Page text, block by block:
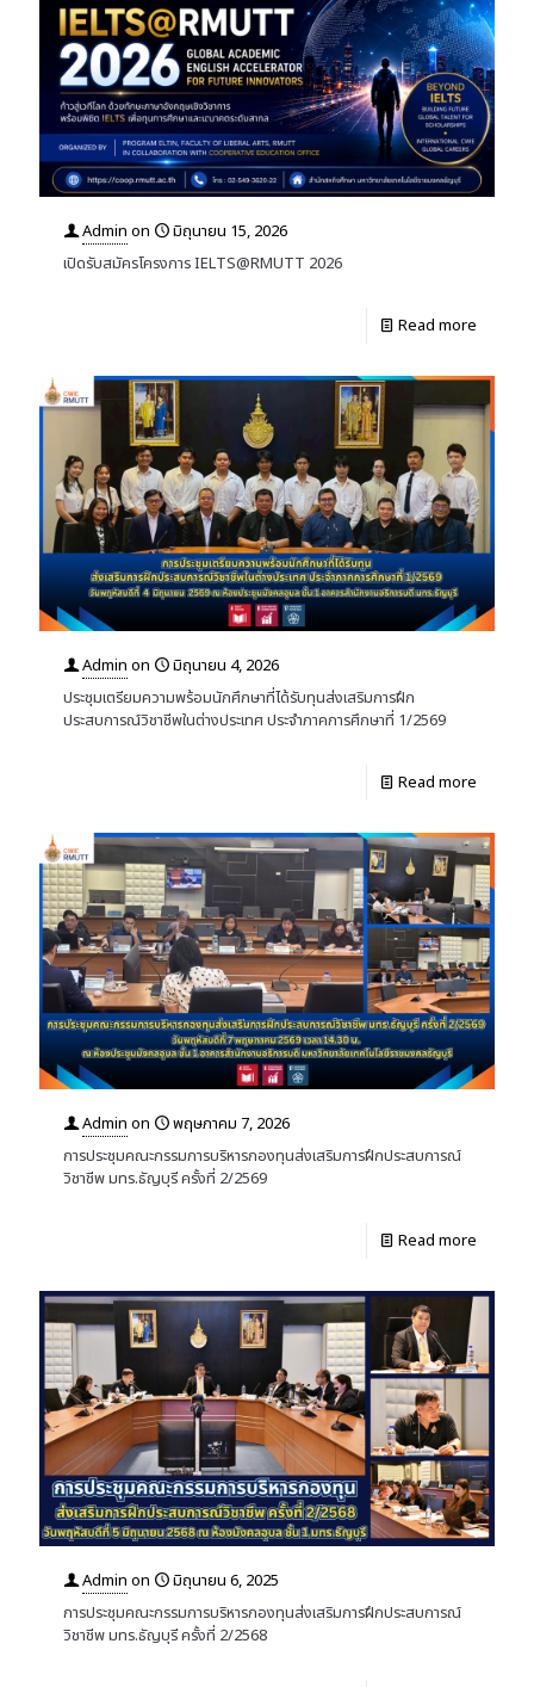
Admin on
มิถุนายน 15, 2026
เปิดรับสมัครโครงการ IELTS@RMUTT 2026
Read more
Admin on
มิถุนายน 4, 2026
ประชุมเตรียมความพร้อมนักศึกษาที่ได้รับทุนส่งเสริมการฝึก
ประสบการณ์วิชาชีพในต่างประเทศ ประจำภาคการศึกษาที่ 1/2569
Read more
Admin on
พฤษภาคม 7, 2026
การประชุมคณะกรรมการบริหารกองทุนส่งเสริมการฝึกประสบการณ์
วิชาชีพ มทร.ธัญบุรี ครั้งที่ 2/2569
Read more
Admin on
มิถุนายน 6, 2025
การประชุมคณะกรรมการบริหารกองทุนส่งเสริมการฝึกประสบการณ์
วิชาชีพ มทร.ธัญบุรี ครั้งที่ 2/2568